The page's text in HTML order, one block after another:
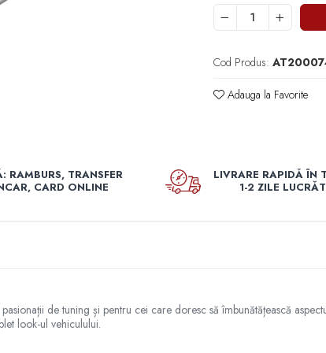
Cod Produs:
Adauga la Favorite
RAMBURS, TRANSFER
CARD ONLINE
LIVRARE RAPIDĂ ÎN
1-2 ZILE
de tuning și pentru cei care doresc să îmbunătățească
look-ul vehiculului.